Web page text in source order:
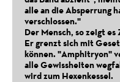
Tom in Greece
Onassis Cultural
alle an die Absperrung
verschlossen."
Der Mensch, so zeigt
Er grenzt sich mit
können. "Amphitryon"
alle Gewissheiten
wird zum Hexenkessel.